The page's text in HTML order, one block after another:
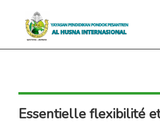
Essentielle flexibilité